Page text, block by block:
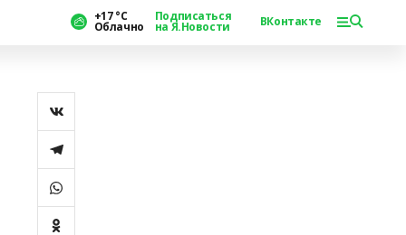
+17 °С
Облачно
Подписаться
на Я.Новости ВКонтакте